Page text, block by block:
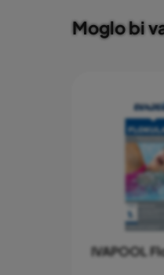
Anorgansko
bazenima s
preljevni
u radu
kod pojave
Pakiranje:
Cijena po
Moglo bi
IVAPOOL